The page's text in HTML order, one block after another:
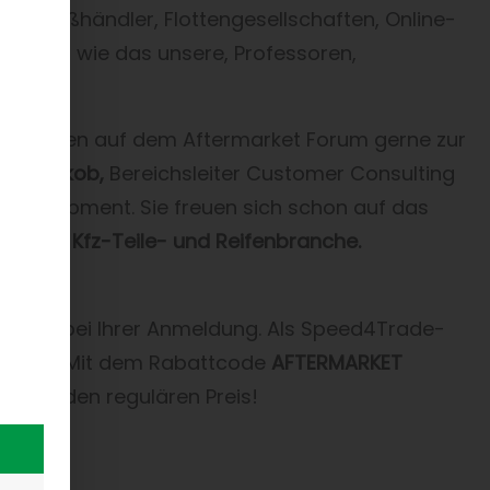
Flottengesellschaften, Online-
wie das unsere, Professoren,
Ihnen auf dem Aftermarket Forum gerne zur
Jakob, Bereichsleiter Customer Consulting
Sie freuen sich schon auf das
der Kfz-Teile- und Reifenbranche.
Sie bei Ihrer Anmeldung. Als Speed4Trade-
Mit dem Rabattcode AFTERMARKET
auf den regulären Preis!